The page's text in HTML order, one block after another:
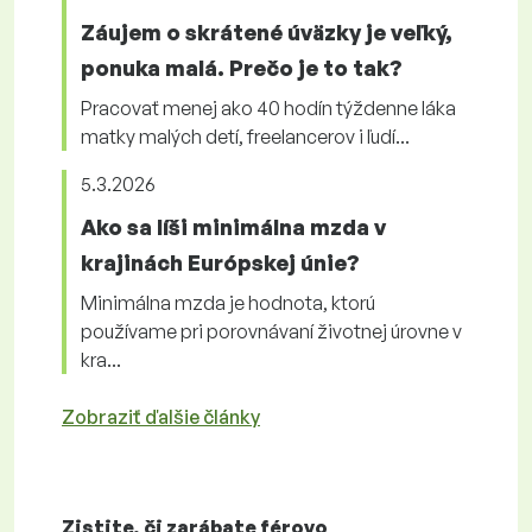
Záujem o skrátené úväzky je veľký,
ponuka malá. Prečo je to tak?
Pracovať menej ako 40 hodín týždenne láka
matky malých detí, freelancerov i ľudí...
5.3.2026
Ako sa líši minimálna mzda v
krajinách Európskej únie?
Minimálna mzda je hodnota, ktorú
používame pri porovnávaní životnej úrovne v
kra...
Zobraziť ďalšie články
Zistite, či zarábate férovo